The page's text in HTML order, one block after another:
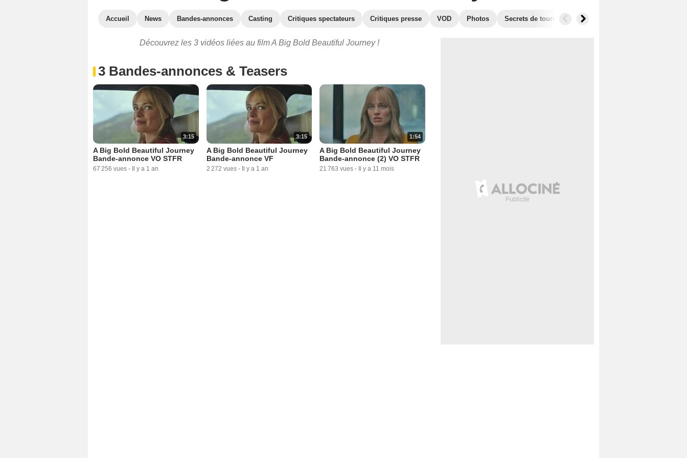
Accueil News Bandes-annonces Casting Critiques spectateurs Critiques presse VOD Photos Secrets de tournage Box Office
Découvrez les 3 vidéos liées au film A Big Bold Beautiful Journey !
3 Bandes-annonces & Teasers
3:15
A Big Bold Beautiful Journey
Bande-annonce VO STFR
67 256 vues - Il y a 1 an
3:15
A Big Bold Beautiful Journey
Bande-annonce VF
2 272 vues - Il y a 1 an
1:54
A Big Bold Beautiful Journey
Bande-annonce (2) VO STFR
21 763 vues - Il y a 11 mois